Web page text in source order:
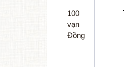
100
vạn
Đồng